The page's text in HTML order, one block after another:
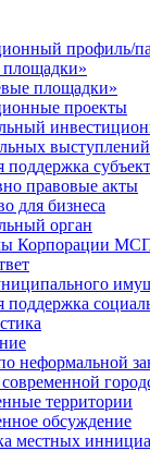
профиль/
площадки»
площадки»
проекты
выступлений
правовые акты
для бизнеса
орган
Корпорации
поддержка
неформальной
территории
обсуждение
местных